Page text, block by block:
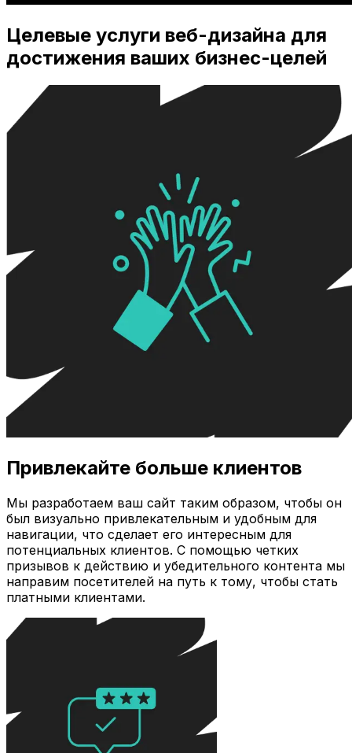
Целевые услуги веб-дизайна для
достижения ваших бизнес-целей
Привлекайте больше клиентов
Мы разработаем ваш сайт таким образом, чтобы он
был визуально привлекательным и удобным для
навигации, что сделает его интересным для
потенциальных клиентов. С помощью четких
призывов к действию и убедительного контента мы
направим посетителей на путь к тому, чтобы стать
платными клиентами.